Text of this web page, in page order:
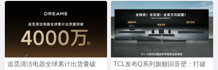
追觅清洁电器全球累计出货量破
TCL发布Q系列旗舰回音壁：打破